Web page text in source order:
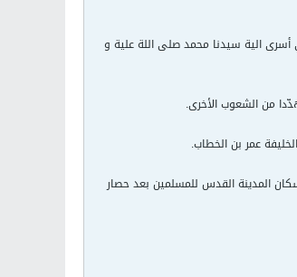
الية سيدنا محمد صلى اللة علية و
من الشعوب الأخرى.
المدينة القدس للمسلمين بعد حصار